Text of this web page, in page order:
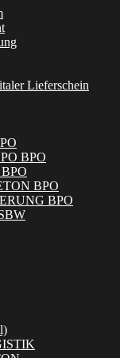
Lieferschein
BPO
BPO
BPO